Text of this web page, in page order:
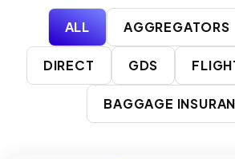
ALL AGGREGATORS
DIRECT GDS
BAGGAGE